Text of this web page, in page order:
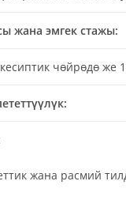
жана эмгек стажы:
чөйрөдө же
жана расмий